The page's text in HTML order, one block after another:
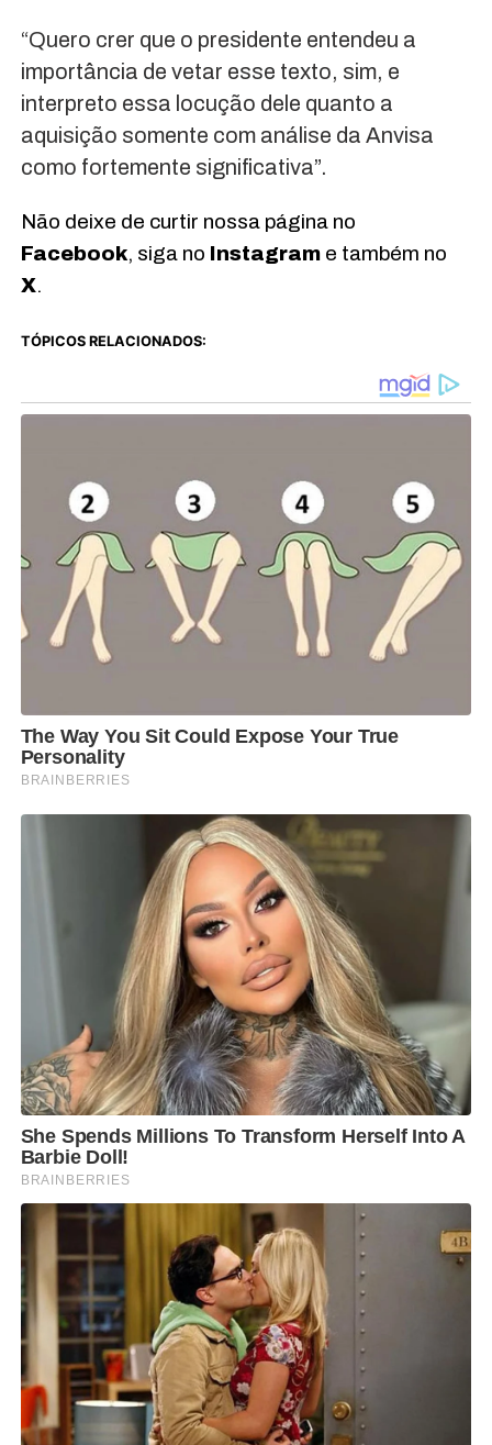
“Quero crer que o presidente entendeu a
importância de vetar esse texto, sim, e
interpreto essa locução dele quanto a
aquisição somente com análise da Anvisa
como fortemente significativa”.
Não deixe de curtir nossa página no
Facebook, siga no Instagrame também no
X.
TÓPICOS RELACIONADOS: